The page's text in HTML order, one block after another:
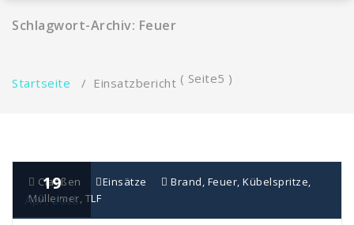
Schlagwort-Archiv: Feuer
Startseite / Einsatzbericht ( Seite5 )
19
Apr., 2018
Claaßen Einsätze Brand, Feuer, Kübelspritze,
Mülleimer, TLF